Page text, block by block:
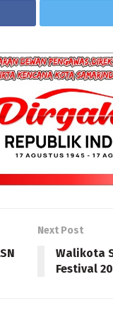
Next Post
Walikota
Festival